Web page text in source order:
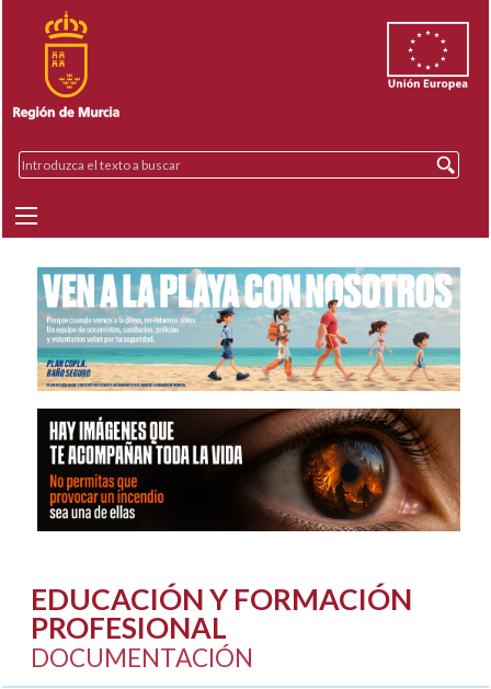
EDUCACIÓN Y FORMACIÓN
PROFESIONAL
DOCUMENTACIÓN